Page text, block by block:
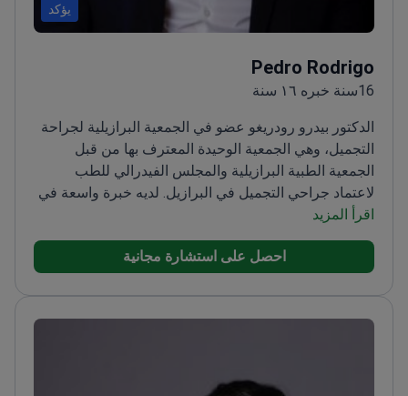
يؤكد
Pedro Rodrigo
16سنة خبره ١٦ سنة
الدكتور بيدرو رودريغو عضو في الجمعية البرازيلية لجراحة
التجميل، وهي الجمعية الوحيدة المعترف بها من قبل
الجمعية الطبية البرازيلية والمجلس الفيدرالي للطب
لاعتماد جراحي التجميل في البرازيل. لديه خبرة واسعة في
الجراحات التجميلية والترميمية، ويختص في عمليات الثدي.
يحرص الدكتور رودريغو على التعليم المستمر، ويحدث
مهاراته بانتظام في تقنيات تجميل الوجه غير الجراحية مثل
تقنيات متقدمة مثل الليزر والموجات فوق الصوتية. تدريبه
صارم ومؤهلاته معترف بها على نطاق واسع.
اقرأ المزيد
احصل على استشارة مجانية